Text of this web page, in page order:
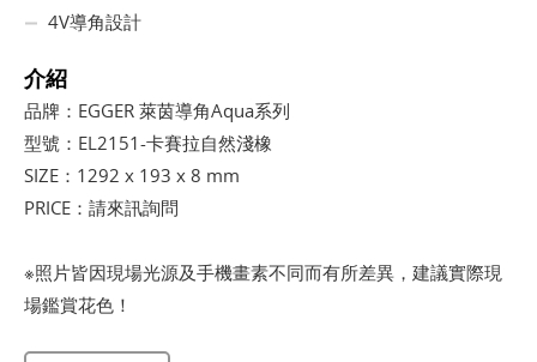
4V導角設計
介紹
品牌：EGGER 萊茵導角Aqua系列
型號：EL2151-卡賽拉自然淺橡
SIZE：1292 x 193 x 8 mm
PRICE：請來訊詢問
※照片皆因現場光源及手機畫素不同而有所差異，建議實際現
場鑑賞花色！